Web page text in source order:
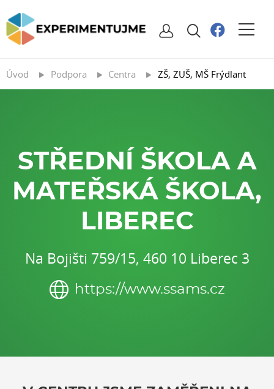
Úvod Podpora Centra ZŠ, ZUŠ, MŠ Frýdlant
STŘEDNÍ ŠKOLA A
MATEŘSKÁ ŠKOLA,
LIBEREC
Na Bojišti 759/15, 460 10 Liberec 3
https://www.ssams.cz